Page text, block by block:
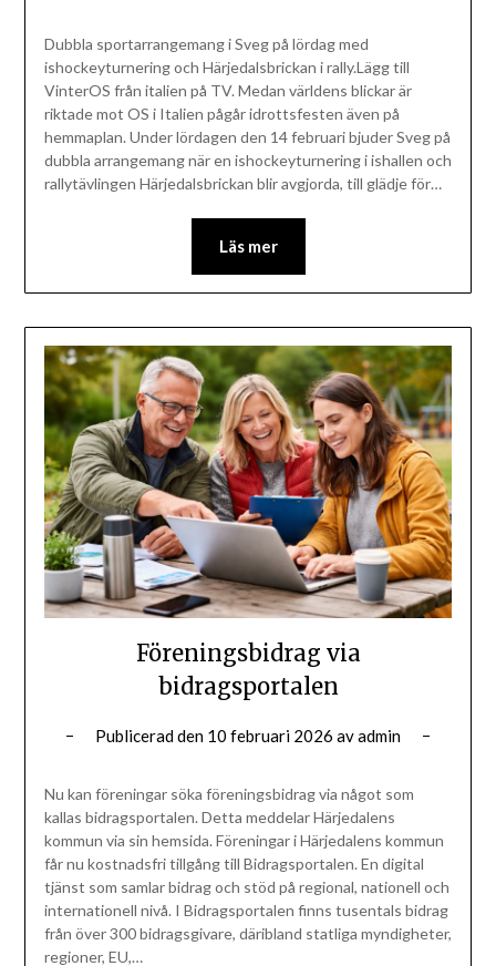
Dubbla sportarrangemang i Sveg på lördag med
ishockeyturnering och Härjedalsbrickan i rally.Lägg till
VinterOS från italien på TV. Medan världens blickar är
riktade mot OS i Italien pågår idrottsfesten även på
hemmaplan. Under lördagen den 14 februari bjuder Sveg på
dubbla arrangemang när en ishockeyturnering i ishallen och
rallytävlingen Härjedalsbrickan blir avgjorda, till glädje för…
Läs mer
Föreningsbidrag via
bidragsportalen
Publicerad den 10 februari 2026 avadmin
Nu kan föreningar söka föreningsbidrag via något som
kallas bidragsportalen. Detta meddelar Härjedalens
kommun via sin hemsida. Föreningar i Härjedalens kommun
får nu kostnadsfri tillgång till Bidragsportalen. En digital
tjänst som samlar bidrag och stöd på regional, nationell och
internationell nivå. I Bidragsportalen finns tusentals bidrag
från över 300 bidragsgivare, däribland statliga myndigheter,
regioner, EU,…